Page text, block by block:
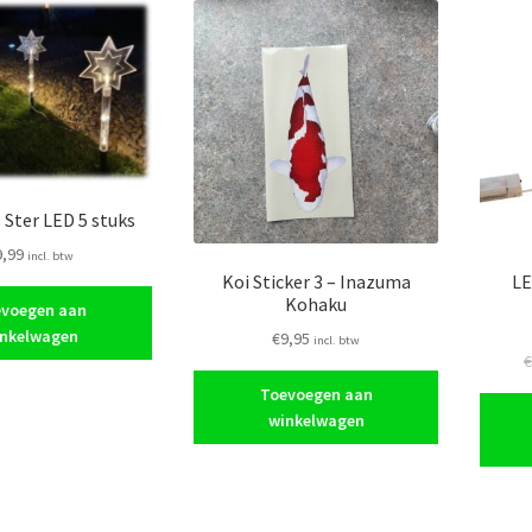
LED 5 stuks
incl. btw
aan
Koi Sticker 3 – Inazuma
Kohaku
€9,95 incl. btw
Toevoegen aan
winkelwagen
€